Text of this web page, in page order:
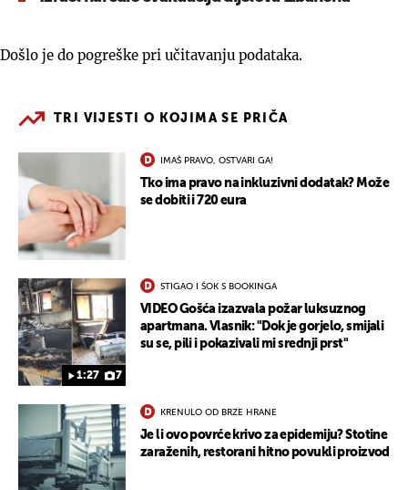
Došlo je do pogreške pri učitavanju podataka.
TRI VIJESTI O KOJIMA SE PRIČA
IMAŠ PRAVO, OSTVARI GA!
Tko ima pravo na inkluzivni dodatak? Može
se dobiti i 720 eura
1:27 7
STIGAO I ŠOK S BOOKINGA
VIDEO Gošća izazvala požar luksuznog
apartmana. Vlasnik: "Dok je gorjelo, smijali
su se, pili i pokazivali mi srednji prst"
KRENULO OD BRZE HRANE
Je li ovo povrće krivo za epidemiju? Stotine
zaraženih, restorani hitno povukli proizvod